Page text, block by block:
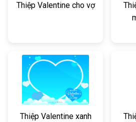
Thiệp Valentine cho vợ
Thiệp Valentine xanh